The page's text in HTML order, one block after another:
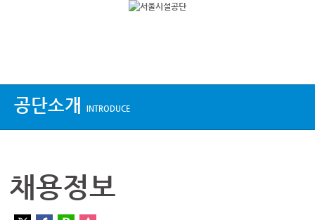
공단소개 INTRODUCE
채용정보